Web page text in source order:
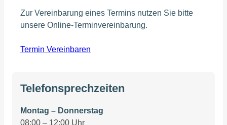
Zur Vereinbarung eines Termins nutzen Sie bitte
unsere Online-Terminvereinbarung.
Termin Vereinbaren
Telefonsprechzeiten
Montag – Donnerstag
08:00 – 12:00 Uhr